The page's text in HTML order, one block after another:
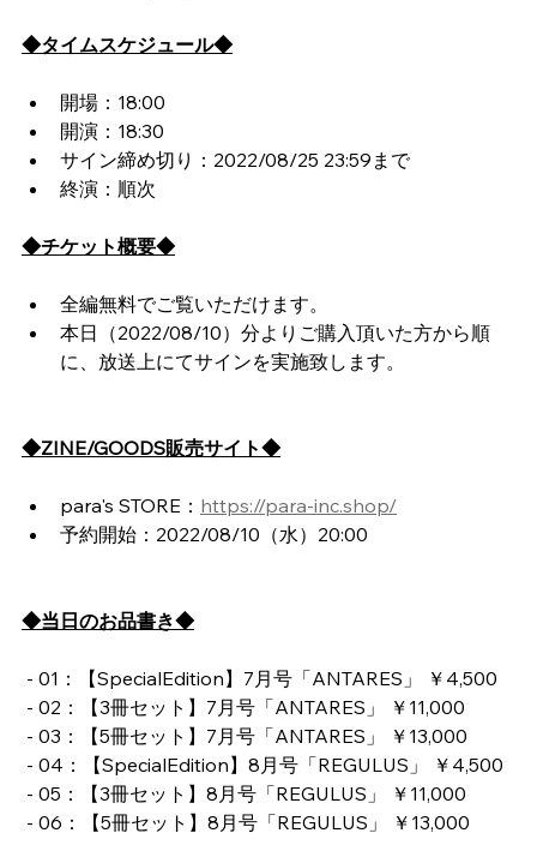
◆タイムスケジュール◆
開場：18:00
開演：18:30
サイン締め切り：2022/08/25 23:59まで
終演：順次
◆チケット概要◆
全編無料でご覧いただけます。
本日（2022/08/10）分よりご購入頂いた方から順
に、放送上にてサインを実施致します。
◆ZINE/GOODS販売サイト◆
para's STORE： https://para-inc.shop/
予約開始：2022/08/10（水）20:00
◆当日のお品書き◆
- 01：【SpecialEdition】7月号「ANTARES」 ￥4,500
- 02：【3冊セット】7月号「ANTARES」 ￥11,000
- 03：【5冊セット】7月号「ANTARES」 ￥13,000
- 04：【SpecialEdition】8月号「REGULUS」 ￥4,500
- 05：【3冊セット】8月号「REGULUS」 ￥11,000
- 06：【5冊セット】8月号「REGULUS」 ￥13,000